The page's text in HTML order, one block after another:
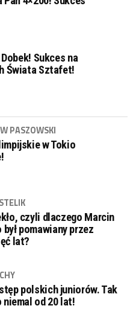
Sukces na
Świata Sztafet!
PASZOWSKI
w Tokio
czyli dlaczego Marcin
pomawiany przez
lat?
polskich juniorów. Tak
niemal od 20 lat!